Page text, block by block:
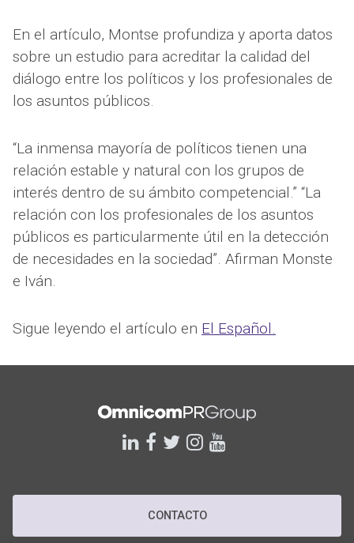
En el artículo, Montse profundiza y aporta datos
sobre un estudio para acreditar la calidad del
diálogo entre los políticos y los profesionales de
los asuntos públicos.
“La inmensa mayoría de políticos tienen una
relación estable y natural con los grupos de
interés dentro de su ámbito competencial.” “La
relación con los profesionales de los asuntos
públicos es particularmente útil en la detección
de necesidades en la sociedad”. Afirman Monste
e Iván.
Sigue leyendo el artículo en El Español.
linkedin
facebook
twitterinstagram
youtube
CONTACTO